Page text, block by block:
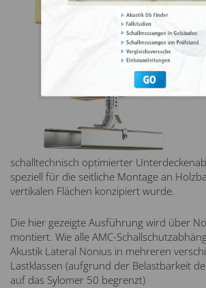
schalltechnisch optimierter
speziell für die seitliche Montage an
vertikalen Flächen konzipiert wurde.
Die hier gezeigte Ausführung wird über
montiert. Wie alle AMC-
Akustik Lateral Nonius in mehreren
Lastklassen (aufgrund der Belastbarkeit
auf das Sylomer 50 begrenzt)